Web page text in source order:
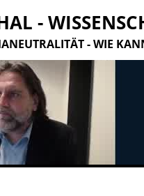
-
- WIE